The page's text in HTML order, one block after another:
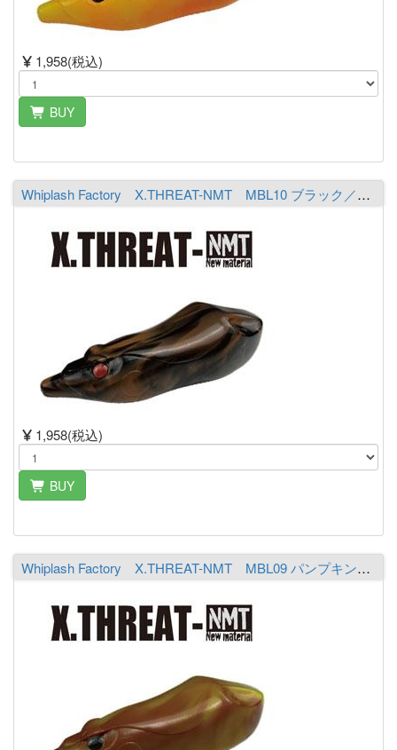
1,958(税込)
BUY
Whiplash Factory X.THREAT-NMT MBL10 ブラック／パンプキン
1,958(税込)
BUY
Whiplash Factory X.THREAT-NMT MBL09 パンプキン／シャルトリューズ